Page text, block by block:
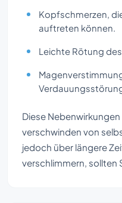
Kopfschmerzen,
auftreten können.
Leichte Rötung
Diese
verschwinden von
jedoch über längere
verschlimmern, sollten